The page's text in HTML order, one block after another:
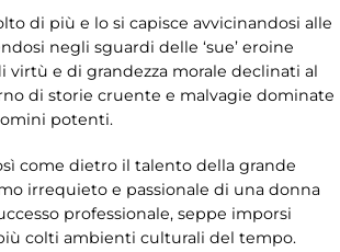
di più e lo si capisce avvicinandosi alle
negli sguardi delle ‘sue’ eroine
virtù e di grandezza morale declinati al
di storie cruente e malvagie dominate
potenti.
come dietro il talento della grande
irrequieto e passionale di una donna
professionale, seppe imporsi
colti ambienti culturali del tempo.